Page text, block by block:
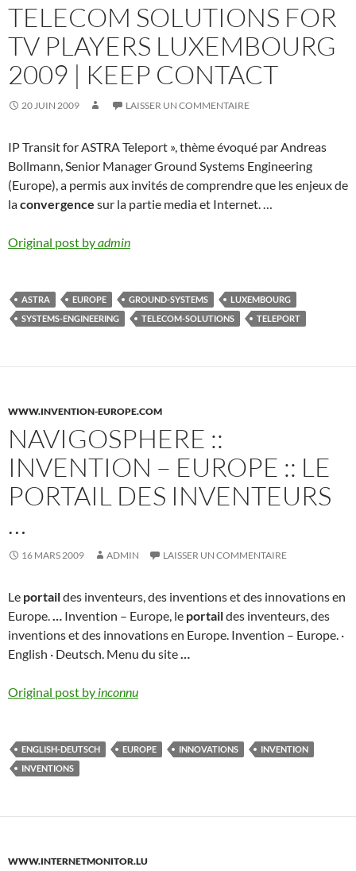
TELECOM SOLUTIONS FOR
TV PLAYERS LUXEMBOURG
2009 | KEEP CONTACT
20 JUIN 2009 LAISSER UN COMMENTAIRE
IP Transit for ASTRA Teleport », thème évoqué par Andreas
Bollmann, Senior Manager Ground Systems Engineering
(Europe), a permis aux invités de comprendre que les enjeux de
laconvergence sur la partie media et Internet. …
Original post byadmin
ASTRA EUROPE GROUND-SYSTEMS
LUXEMBOURG
SYSTEMS-ENGINEERING
TELECOM-SOLUTIONS TELEPORT
WWW.INVENTION-EUROPE.COM
NAVIGOSPHERE ::
INVENTION – EUROPE :: LE
PORTAIL DES INVENTEURS
…
16 MARS 2009 ADMIN LAISSER UN COMMENTAIRE
Le portaildes inventeurs, des inventions et des innovations en
Europe.… Invention – Europe, le portaildes inventeurs, des
inventions et des innovations en Europe. Invention – Europe. ·
English · Deutsch. Menu du site…
Original post by inconnu
ENGLISH-DEUTSCH EUROPE INNOVATIONS
INVENTION
INVENTIONS
WWW.INTERNETMONITOR.LU